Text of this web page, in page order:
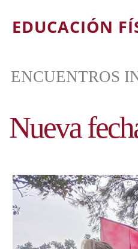
Nueva